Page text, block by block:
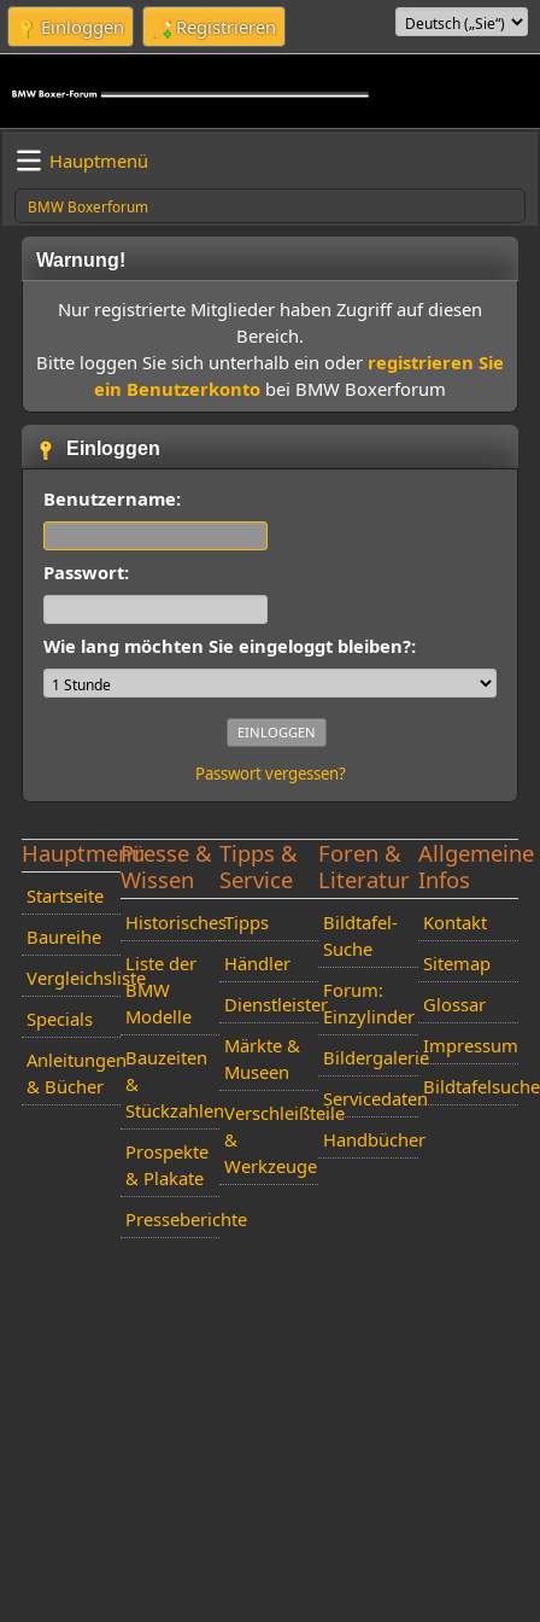
Einloggen Registrieren
Hauptmenü
BMW Boxerforum
Warnung!
Nur registrierte Mitglieder haben Zugriff auf diesen
Bereich.
Bitte loggen Sie sich unterhalb ein oder registrieren Sie
ein Benutzerkonto bei BMW Boxerforum
Einloggen
Benutzername:
Passwort:
Wie lang möchten Sie eingeloggt bleiben?:
Passwort vergessen?
Hauptmenü
Startseite
Baureihe
Vergleichsliste
Specials
Anleitungen
& Bücher
Presse &
Wissen
Historisches
Liste der
BMW
Modelle
Bauzeiten
&
Stückzahlen
Prospekte
& Plakate
Presseberichte
Tipps &
Service
Tipps
Händler
Dienstleister
Märkte &
Museen
Verschleißteile
&
Werkzeuge
Foren &
Literatur
Bildtafel-
Suche
Forum:
Einzylinder
Bildergalerie
Servicedaten
Handbücher
Allgemeine
Infos
Kontakt
Sitemap
Glossar
Impressum
Bildtafelsuche